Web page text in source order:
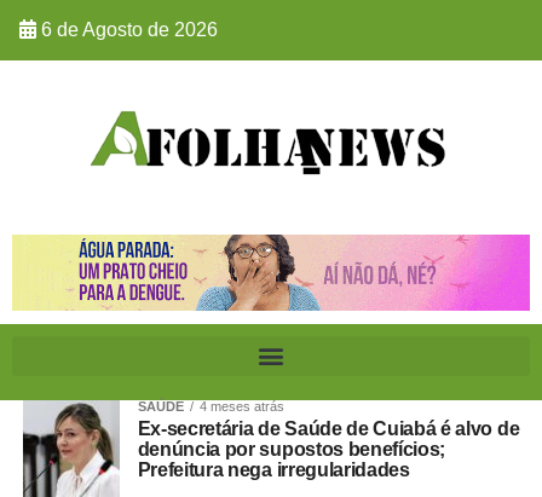
6 de Agosto de 2026
SAÚDE 4 meses atrás
Ex-secretária de Saúde de Cuiabá é alvo de
denúncia por supostos benefícios;
Prefeitura nega irregularidades